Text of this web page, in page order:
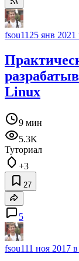
fsou11 25 янв 2021
Linux
9 мин
5.3K
Туториал
+3
27
5
fsou111 ноя 2017